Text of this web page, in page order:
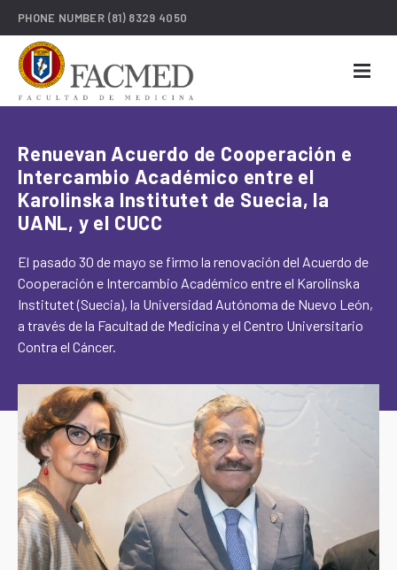
PHONE NUMBER (81) 8329 4050
Renuevan Acuerdo de Cooperación e
Intercambio Académico entre el
Karolinska Institutet de Suecia, la
UANL, y el CUCC
El pasado 30 de mayo se firmo la renovación del Acuerdo de
Cooperación e Intercambio Académico entre el Karolinska
Institutet (Suecia), la Universidad Autónoma de Nuevo León,
a través de la Facultad de Medicina y el Centro Universitario
Contra el Cáncer.